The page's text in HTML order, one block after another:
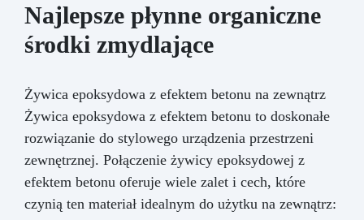
Najlepsze płynne organiczne
środki zmydlające
Żywica epoksydowa z efektem betonu na zewnątrz
Żywica epoksydowa z efektem betonu to doskonałe
rozwiązanie do stylowego urządzenia przestrzeni
zewnętrznej. Połączenie żywicy epoksydowej z
efektem betonu oferuje wiele zalet i cech, które
czynią ten materiał idealnym do użytku na zewnątrz: